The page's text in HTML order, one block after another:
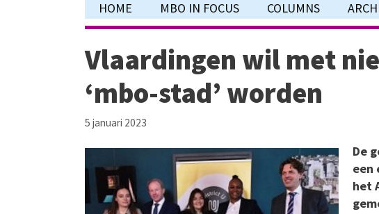
HOME MBO IN FOCUS COLUMNS
Vlaardingen wil met
‘mbo-stad’ worden
5 januari 2023
De
een
het